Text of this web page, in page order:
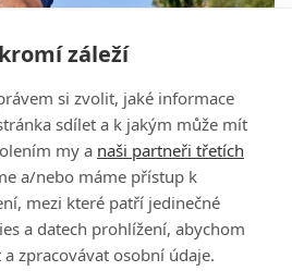
záleží
si zvolit, jaké informace
sdílet a k jakým může mít
my a naši partneři třetích
a/nebo máme přístup k
mezi které patří jedinečné
a datech prohlížení, abychom
zpracovávat osobní údaje.
European Tour hráčem